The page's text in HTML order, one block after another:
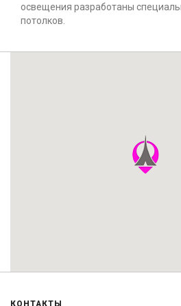
освещения разработаны
потолков.